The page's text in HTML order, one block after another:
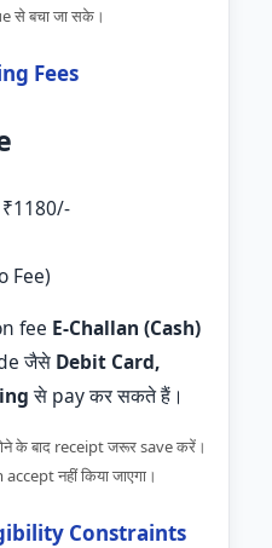
से बचा जा सके।
Fees
₹1180/-
Fee)
fee E-Challan (Cash)
जैसे Debit Card,
से pay कर सकते हैं।
के बाद receipt जरूर save करें।
नहीं किया जाएगा।
Constraints